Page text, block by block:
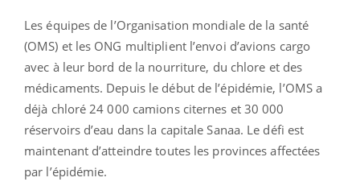
Les équipes de l’Organisation mondiale de la santé
(OMS) et les ONG multiplient l’envoi d’avions cargo
avec à leur bord de la nourriture, du chlore et des
médicaments. Depuis le début de l’épidémie, l’OMS a
déjà chloré 24 000 camions citernes et 30 000
réservoirs d’eau dans la capitale Sanaa. Le défi est
maintenant d’atteindre toutes les provinces affectées
par l’épidémie.